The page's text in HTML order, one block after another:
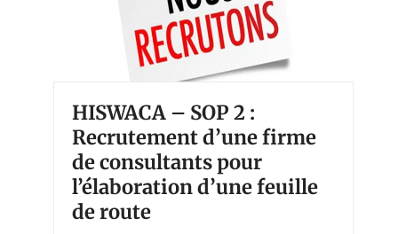
HISWACA – SOP 2 :
Recrutement d’une firme
de consultants pour
l’élaboration d’une feuille
de route